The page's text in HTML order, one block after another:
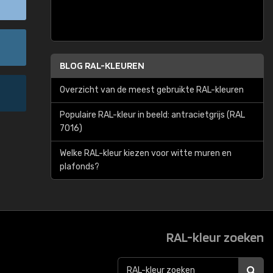
BLOG RAL-KLEUREN
Overzicht van de meest gebruikte RAL-kleuren
Populaire RAL-kleur in beeld: antracietgrijs (RAL
7016)
Welke RAL-kleur kiezen voor witte muren en
plafonds?
RAL-kleur zoeken